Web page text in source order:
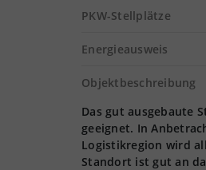
PKW-Stellplätze
Energieausweis
Objektbeschreibung
Das gut ausgebaute
geeignet. In
Logistikregion wird
Standort ist gut an